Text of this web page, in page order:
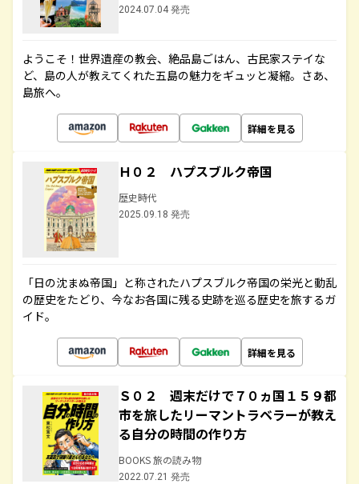
2024.07.04 発売
ようこそ！世界遺産の教会、絶品島ごはん、古民家ステイな
ど、島の人が教えてくれた五島の魅力をギュッと凝縮。さあ、
島旅へ。
詳細を見る
Ｈ０２ ハプスブルク帝国
歴史時代
2025.09.18 発売
「日の沈まぬ帝国」と称されたハプスブルク帝国の栄光と動乱
の歴史をたどり、今なお各国に残る史跡を巡る歴史を旅するガ
イド。
詳細を見る
Ｓ０２ 週末だけで７０ヵ国１５９都
市を旅したリーマントラベラーが教え
る自分の時間の作り方
BOOKS 旅の読み物
2022.07.21 発売